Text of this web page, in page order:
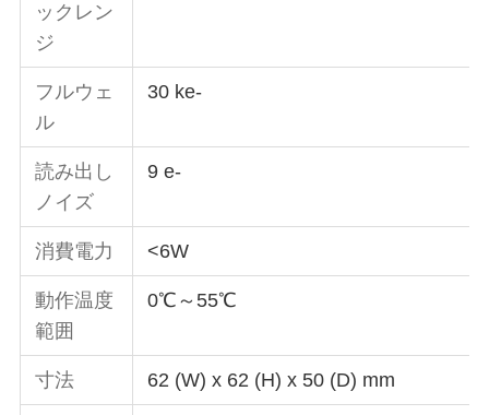
ックレン
ジ
フルウェ
ル
30 ke-
読み出し
ノイズ
9 e-
消費電力 <6W
動作温度
範囲
0℃～55℃
寸法 62 (W) x 62 (H) x 50 (D) mm